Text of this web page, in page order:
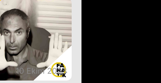
10 Ekim 2023